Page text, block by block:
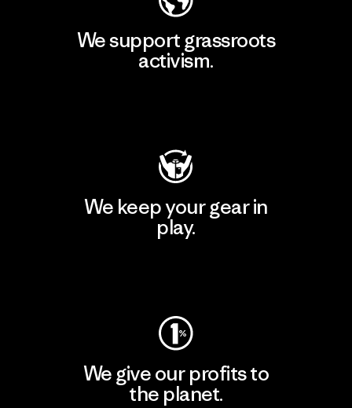
We support grassroots
activism.
We keep your gear in
play.
We give our profits to
the planet.